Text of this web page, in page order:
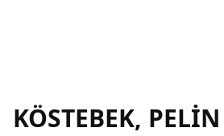
KÖSTEBEK,